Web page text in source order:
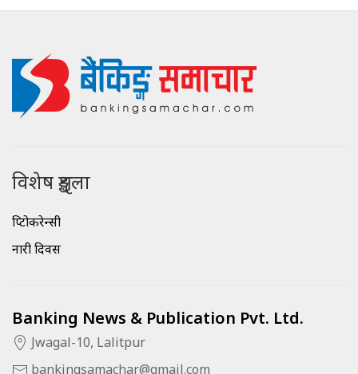
विशेष शृङ्खला
क्रिप्टोकरेन्सी
नारी दिवस
Banking News & Publication Pvt. Ltd.
Jwagal-10, Lalitpur